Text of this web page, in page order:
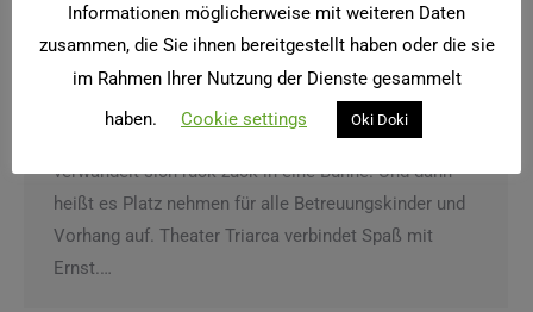
Theater Triarca
Heute ist Theater angesagt. Der Ruheraum
verwandelt sich ruck-zuck in eine Bühne. Und dann
heißt es Platz nehmen für alle Betreuungskinder und
Vorhang auf. Theater Triarca verbindet Spaß mit
Ernst.…
Informationen möglicherweise mit weiteren Daten
zusammen, die Sie ihnen bereitgestellt haben oder die sie
im Rahmen Ihrer Nutzung der Dienste gesammelt
haben.
Cookie settings Oki Doki